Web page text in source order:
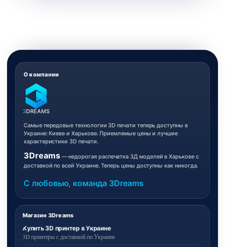
Магазин 3Dreams
Купить 3D принтер в Украине
3D принтеры с доставкой по Украине
О компании
3DREAMS
Самые передовые технологии 3D печати теперь доступны в
Украине: Киеве и Харькове. Приемлемые цены и лучшие
характеристики 3D печати.
3Dreams— недорогая распечатка 3Д моделей в Харькове с
доставкой по всей Украине. Теперь цены доступны как никогда.
С любовью, команда 3Dreams